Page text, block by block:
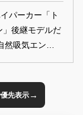
パーカー「ト
」後継モデルだ
吸気エンジン
先表示→